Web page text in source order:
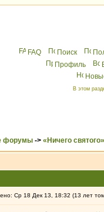
FAQ Поиск
Профиль
В этом
форумы -> «Ничего святого»
Ср 18 Дек 13, 18:32 (13 лет